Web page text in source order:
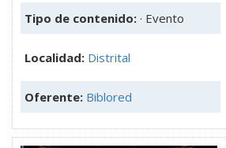
Tipo de contenido: · Evento
Localidad: Distrital
Oferente: Biblored